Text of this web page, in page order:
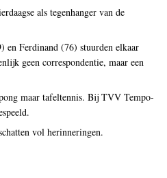
als tegenhanger van de
Ferdinand (76) stuurden elkaar
geen correspondentie, maar een
maar tafeltennis. Bij TVV Tempo-
vol herinneringen.